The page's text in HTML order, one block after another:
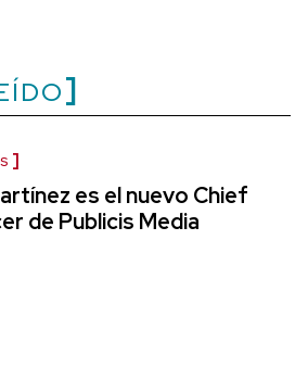
es el nuevo Chief
de Publicis Media